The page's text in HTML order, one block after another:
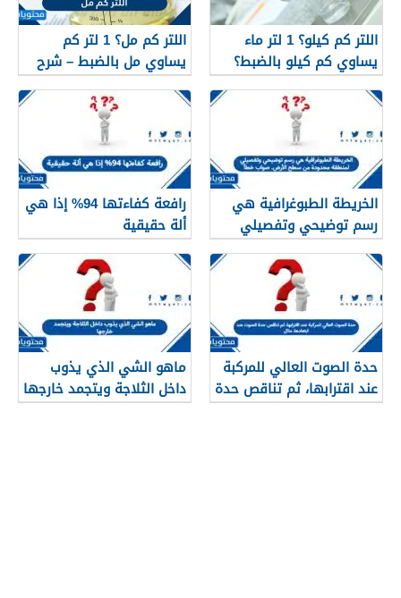
اللتر كم كيلو؟ 1 لتر ماء
يساوي كم كيلو بالضبط؟
اللتر كم مل؟ 1 لتر كم
يساوي مل بالضبط – شرح
مبسّط وواضح
الخريطة الطبوغرافية هي
رسم توضيحي وتفصيلي
لمنطقة محدودة من سطح
الأرض. صواب خطأ
رافعة كفاءتها 94% إذا هي
ألة حقيقية
حدة الصوت العالي للمركبة
عند اقترابها، ثم تناقص حدة
الصوت عند ابتعادها، مثال
ماهو الشي الذي يذوب
داخل الثلاجة ويتجمد خارجها